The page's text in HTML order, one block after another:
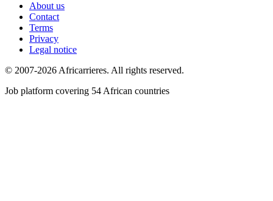
About us
Contact
Terms
Privacy
Legal notice
© 2007-2026 Africarrieres. All rights reserved.
Job platform covering 54 African countries